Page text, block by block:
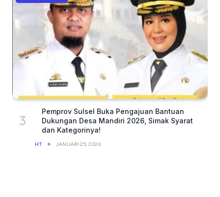
Pemprov Sulsel Buka Pengajuan Bantuan
Dukungan Desa Mandiri 2026, Simak Syarat
dan Kategorinya!
HT JANUARI 25, 2026